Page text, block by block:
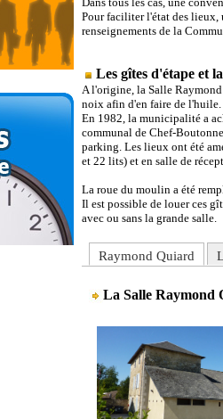
Dans tous les cas, une
Pour faciliter l'état des lieux,
renseignements de la
Les gîtes d'étape et
A l'origine, la Salle
noix afin d'en faire de l'huile.
En 1982, la municipalité a
communal de Chef-
parking. Les lieux ont été
et 22 lits) et en salle de
La roue du moulin a été
Il est possible de louer ces
avec ou sans la grande salle.
Raymond Quiard
La Salle Raymond